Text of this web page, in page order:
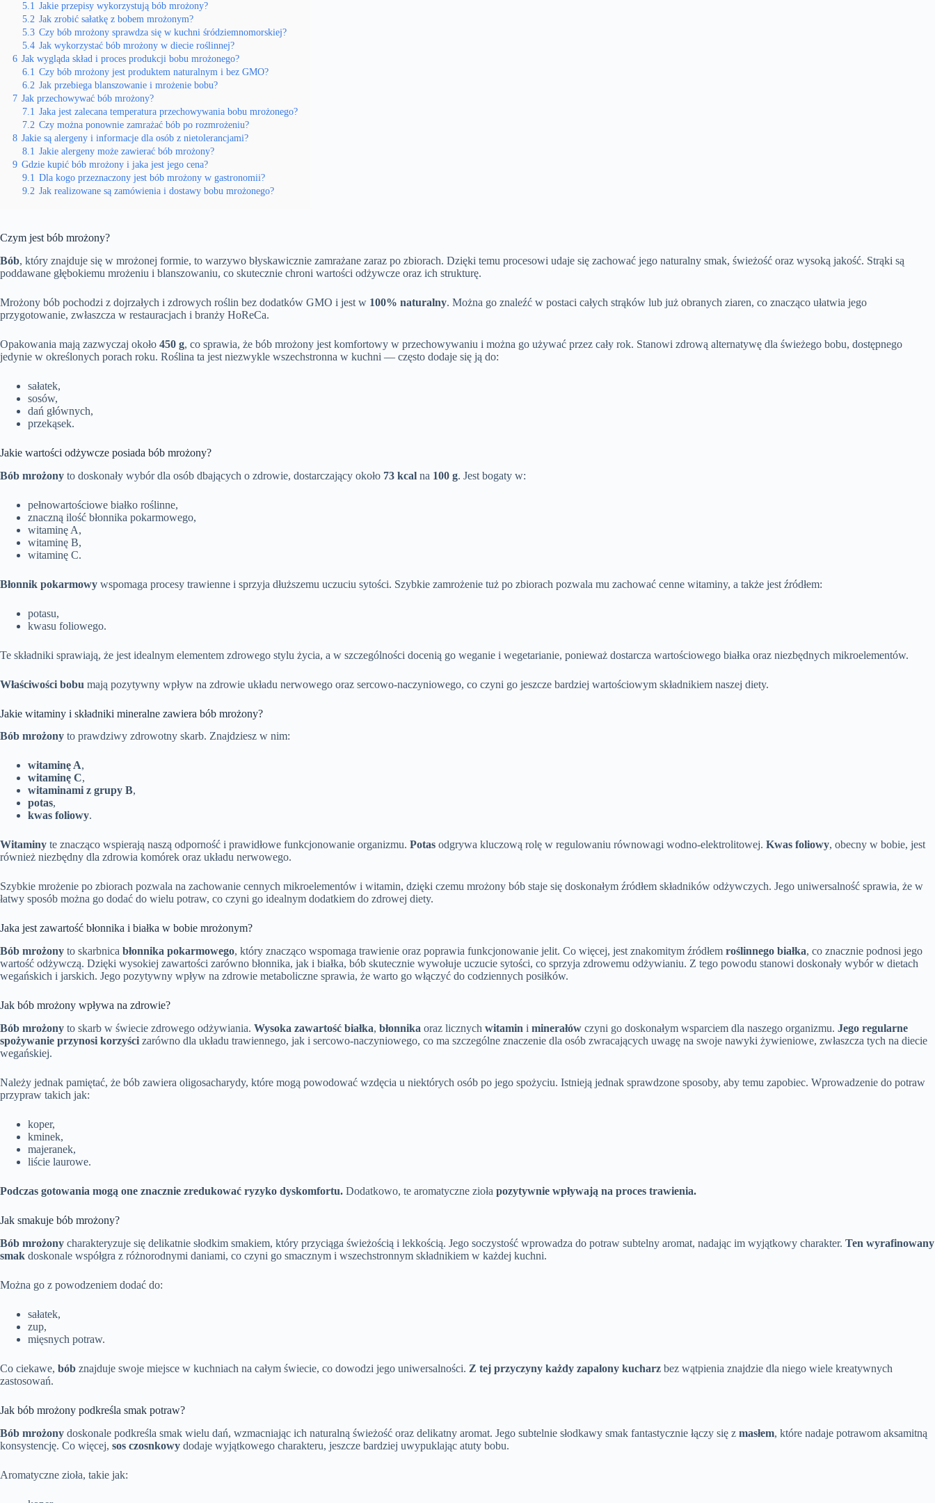
5.1 Jakie przepisy wykorzystują bób mrożony?
5.2 Jak zrobić sałatkę z bobem mrożonym?
5.3 Czy bób mrożony sprawdza się w kuchni śródziemnomorskiej?
5.4 Jak wykorzystać bób mrożony w diecie roślinnej?
6 Jak wygląda skład i proces produkcji bobu mrożonego?
6.1 Czy bób mrożony jest produktem naturalnym i bez GMO?
6.2 Jak przebiega blanszowanie i mrożenie bobu?
7 Jak przechowywać bób mrożony?
7.1 Jaka jest zalecana temperatura przechowywania bobu mrożonego?
7.2 Czy można ponownie zamrażać bób po rozmrożeniu?
8 Jakie są alergeny i informacje dla osób z nietolerancjami?
8.1 Jakie alergeny może zawierać bób mrożony?
9 Gdzie kupić bób mrożony i jaka jest jego cena?
9.1 Dla kogo przeznaczony jest bób mrożony w gastronomii?
9.2 Jak realizowane są zamówienia i dostawy bobu mrożonego?
Czym jest bób mrożony?
Bób, który znajduje się w mrożonej formie, to warzywo błyskawicznie zamrażane zaraz po zbiorach. Dzięki temu procesowi udaje się zachować jego naturalny smak, świeżość oraz wysoką jakość. Strąki są
poddawane głębokiemu mrożeniu i blanszowaniu, co skutecznie chroni wartości odżywcze oraz ich strukturę.
Mrożony bób pochodzi z dojrzałych i zdrowych roślin bez dodatków GMO i jest w 100% naturalny. Można go znaleźć w postaci całych strąków lub już obranych ziaren, co znacząco ułatwia jego
przygotowanie, zwłaszcza w restauracjach i branży HoReCa.
Opakowania mają zazwyczaj około 450 g, co sprawia, że bób mrożony jest komfortowy w przechowywaniu i można go używać przez cały rok. Stanowi zdrową alternatywę dla świeżego bobu, dostępnego
jedynie w określonych porach roku. Roślina ta jest niezwykle wszechstronna w kuchni — często dodaje się ją do:
sałatek,
sosów,
dań głównych,
przekąsek.
Jakie wartości odżywcze posiada bób mrożony?
Bób mrożony to doskonały wybór dla osób dbających o zdrowie, dostarczający około 73 kcal na 100 g. Jest bogaty w:
pełnowartościowe białko roślinne,
znaczną ilość błonnika pokarmowego,
witaminę A,
witaminę B,
witaminę C.
Błonnik pokarmowy wspomaga procesy trawienne i sprzyja dłuższemu uczuciu sytości. Szybkie zamrożenie tuż po zbiorach pozwala mu zachować cenne witaminy, a także jest źródłem:
potasu,
kwasu foliowego.
Te składniki sprawiają, że jest idealnym elementem zdrowego stylu życia, a w szczególności docenią go weganie i wegetarianie, ponieważ dostarcza wartościowego białka oraz niezbędnych mikroelementów.
Właściwości bobu mają pozytywny wpływ na zdrowie układu nerwowego oraz sercowo-naczyniowego, co czyni go jeszcze bardziej wartościowym składnikiem naszej diety.
Jakie witaminy i składniki mineralne zawiera bób mrożony?
Bób mrożony to prawdziwy zdrowotny skarb. Znajdziesz w nim:
witaminę A,
witaminę C,
witaminami z grupy B,
potas,
kwas foliowy.
Witaminy te znacząco wspierają naszą odporność i prawidłowe funkcjonowanie organizmu. Potas odgrywa kluczową rolę w regulowaniu równowagi wodno-elektrolitowej. Kwas foliowy, obecny w bobie, jest
również niezbędny dla zdrowia komórek oraz układu nerwowego.
Szybkie mrożenie po zbiorach pozwala na zachowanie cennych mikroelementów i witamin, dzięki czemu mrożony bób staje się doskonałym źródłem składników odżywczych. Jego uniwersalność sprawia, że w
łatwy sposób można go dodać do wielu potraw, co czyni go idealnym dodatkiem do zdrowej diety.
Jaka jest zawartość błonnika i białka w bobie mrożonym?
Bób mrożony to skarbnica błonnika pokarmowego, który znacząco wspomaga trawienie oraz poprawia funkcjonowanie jelit. Co więcej, jest znakomitym źródłem roślinnego białka, co znacznie podnosi jego
wartość odżywczą. Dzięki wysokiej zawartości zarówno błonnika, jak i białka, bób skutecznie wywołuje uczucie sytości, co sprzyja zdrowemu odżywianiu. Z tego powodu stanowi doskonały wybór w dietach
wegańskich i jarskich. Jego pozytywny wpływ na zdrowie metaboliczne sprawia, że warto go włączyć do codziennych posiłków.
Jak bób mrożony wpływa na zdrowie?
Bób mrożony to skarb w świecie zdrowego odżywiania. Wysoka zawartość białka, błonnika oraz licznych witamin i minerałów czyni go doskonałym wsparciem dla naszego organizmu. Jego regularne
spożywanie przynosi korzyści zarówno dla układu trawiennego, jak i sercowo-naczyniowego, co ma szczególne znaczenie dla osób zwracających uwagę na swoje nawyki żywieniowe, zwłaszcza tych na diecie
wegańskiej.
Należy jednak pamiętać, że bób zawiera oligosacharydy, które mogą powodować wzdęcia u niektórych osób po jego spożyciu. Istnieją jednak sprawdzone sposoby, aby temu zapobiec. Wprowadzenie do potraw
przypraw takich jak:
koper,
kminek,
majeranek,
liście laurowe.
Podczas gotowania mogą one znacznie zredukować ryzyko dyskomfortu. Dodatkowo, te aromatyczne zioła pozytywnie wpływają na proces trawienia.
Jak smakuje bób mrożony?
Bób mrożony charakteryzuje się delikatnie słodkim smakiem, który przyciąga świeżością i lekkością. Jego soczystość wprowadza do potraw subtelny aromat, nadając im wyjątkowy charakter. Ten wyrafinowany
smak doskonale współgra z różnorodnymi daniami, co czyni go smacznym i wszechstronnym składnikiem w każdej kuchni.
Można go z powodzeniem dodać do:
sałatek,
zup,
mięsnych potraw.
Co ciekawe, bób znajduje swoje miejsce w kuchniach na całym świecie, co dowodzi jego uniwersalności. Z tej przyczyny każdy zapalony kucharz bez wątpienia znajdzie dla niego wiele kreatywnych
zastosowań.
Jak bób mrożony podkreśla smak potraw?
Bób mrożony doskonale podkreśla smak wielu dań, wzmacniając ich naturalną świeżość oraz delikatny aromat. Jego subtelnie słodkawy smak fantastycznie łączy się z masłem, które nadaje potrawom aksamitną
konsystencję. Co więcej, sos czosnkowy dodaje wyjątkowego charakteru, jeszcze bardziej uwypuklając atuty bobu.
Aromatyczne zioła, takie jak: